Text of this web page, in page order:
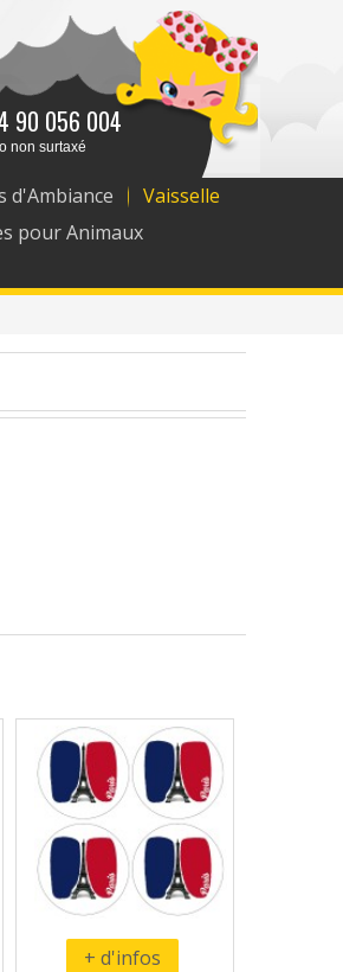
90 056 004
non surtaxé
d'Ambiance
Vaisselle
pour Animaux
+ d'infos